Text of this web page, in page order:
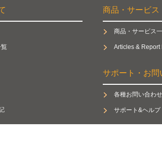
覧
商品・サービス
商品・サービス
Articles & Report
サポート・お問
各種お問い合わせ
サポート&ヘルプ